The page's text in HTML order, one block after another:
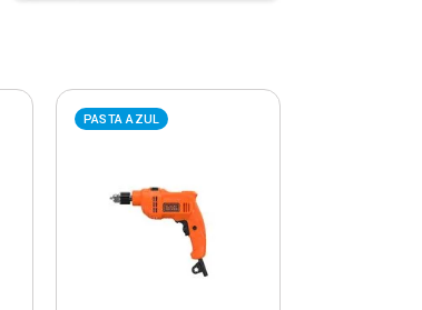
PASTA AZUL